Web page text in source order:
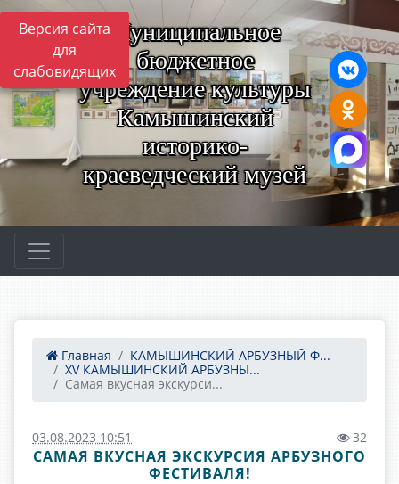
Версия сайта
для
слабовидящих
Муниципальное
бюджетное
учреждение культуры
Камышинский
историко-
краеведческий музей
Главная
КАМЫШИНСКИЙ АРБУЗНЫЙ Ф...
XV КАМЫШИНСКИЙ АРБУЗНЫ...
Самая вкусная экскурси...
03.08.2023 10:51 32
САМАЯ ВКУСНАЯ ЭКСКУРСИЯ АРБУЗНОГО
ФЕСТИВАЛЯ!